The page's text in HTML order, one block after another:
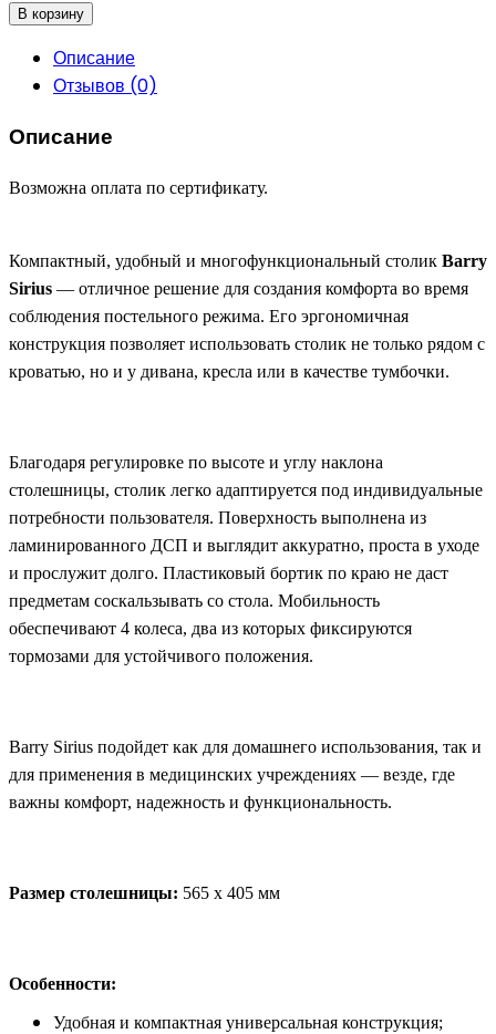
В корзину
Описание
Отзывов (0)
Описание
Возможна оплата по сертификату.
Компактный, удобный и многофункциональный столик Barry
Sirius — отличное решение для создания комфорта во время
соблюдения постельного режима. Его эргономичная
конструкция позволяет использовать столик не только рядом с
кроватью, но и у дивана, кресла или в качестве тумбочки.
Благодаря регулировке по высоте и углу наклона
столешницы, столик легко адаптируется под индивидуальные
потребности пользователя. Поверхность выполнена из
ламинированного ДСП и выглядит аккуратно, проста в уходе
и прослужит долго. Пластиковый бортик по краю не даст
предметам соскальзывать со стола. Мобильность
обеспечивают 4 колеса, два из которых фиксируются
тормозами для устойчивого положения.
Barry Sirius подойдет как для домашнего использования, так и
для применения в медицинских учреждениях — везде, где
важны комфорт, надежность и функциональность.
Размер столешницы: 565 х 405 мм
Особенности:
Удобная и компактная универсальная конструкция;